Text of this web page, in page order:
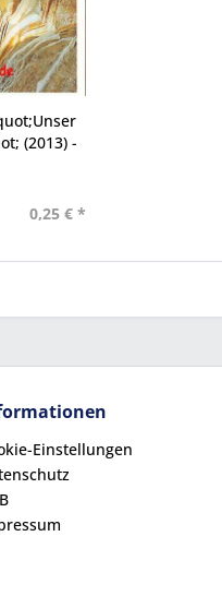
(2013) -
0,25 € *
Einstellungen